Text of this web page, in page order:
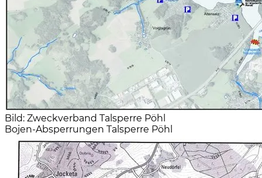
Bild: Zweckverband Talsperre Pöhl
Bojen-Absperrungen Talsperre Pöhl